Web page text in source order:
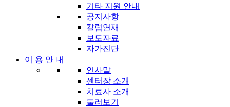
기타 지원 안내
공지사항
칼럼연재
보도자료
자가진단
이 용 안 내
인사말
센터장 소개
치료사 소개
둘러보기